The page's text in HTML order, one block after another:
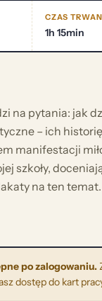
CZAS
1h 15min
na pytania: jak
– ich
manifestacji
szkoły,
na ten temat.
po zalogowaniu.
dostęp do kart